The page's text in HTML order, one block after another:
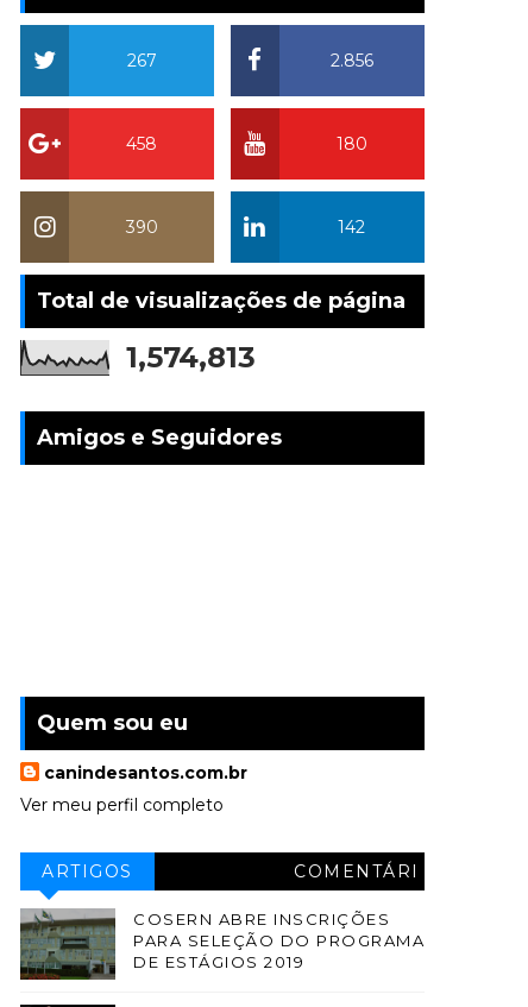
2.856
267
180
458
142
390
Total de visualizações de página
1,574,813
Amigos e Seguidores
Quem sou eu
canindesantos.com.br
Ver meu perfil completo
ARTIGOS
COMENTÁRI
OS
COSERN ABRE INSCRIÇÕES
PARA SELEÇÃO DO PROGRAMA
DE ESTÁGIOS 2019